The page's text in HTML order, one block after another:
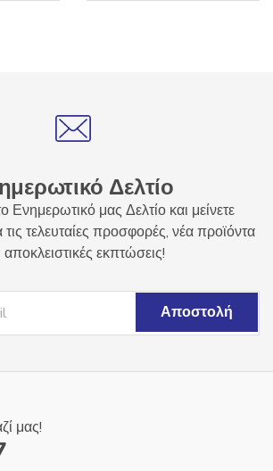
στη
σελίδα
Δελτίο
Ενημερωτικό μας Δελτίο και μείνετε
τελευταίες προσφορές, νέα προϊόντα
αποκλειστικές εκπτώσεις!
μας!